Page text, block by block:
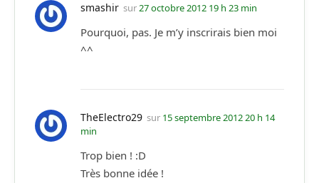
smashir sur27 octobre 2012 19 h 23 min
Pourquoi, pas. Je m’y inscrirais bien moi
^^
TheElectro29 sur 15 septembre 2012 20 h 14
min
Trop bien ! :D
Très bonne idée !